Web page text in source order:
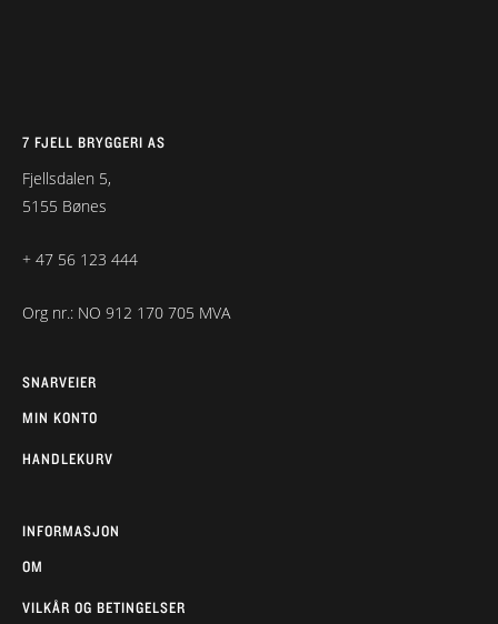
7 FJELL BRYGGERI AS
Fjellsdalen 5,
5155 Bønes
+ 47 56 123 444
Org nr.: NO 912 170 705 MVA
SNARVEIER
MIN KONTO
HANDLEKURV
INFORMASJON
OM
VILKÅR OG BETINGELSER